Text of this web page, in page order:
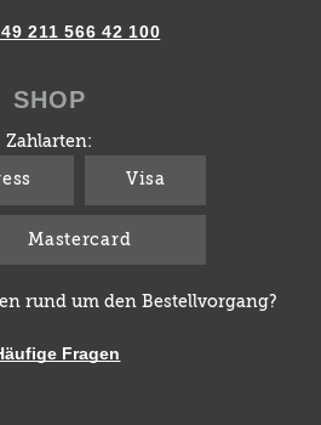
211 566 42 100
SHOP
Zahlarten:
Visa
Mastercard
rund um den Bestellvorgang?
Fragen